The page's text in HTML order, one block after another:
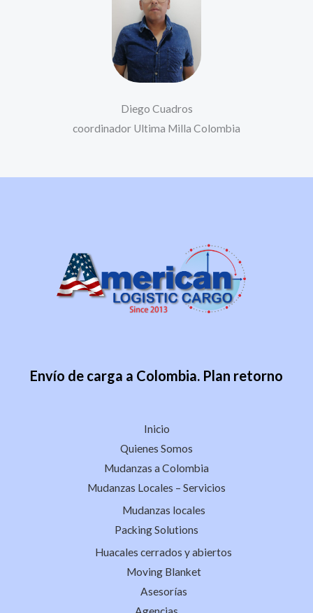
Diego Cuadros
coordinador Ultima Milla Colombia
Envío de carga a Colombia. Plan retorno
Inicio
Quienes Somos
Mudanzas a Colombia
Mudanzas Locales – Servicios
Mudanzas locales
Packing Solutions
Huacales cerrados y abiertos
Moving Blanket
Asesorías